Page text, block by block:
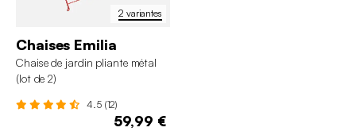
2 variantes
Chaises Emilia
Chaise de jardin pliante métal
(lot de 2)
4.5 (12)
59,99 €